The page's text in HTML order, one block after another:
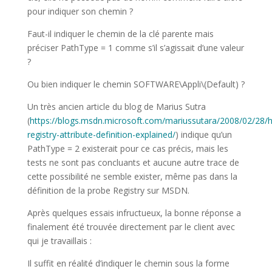
pour indiquer son chemin ?
Faut-il indiquer le chemin de la clé parente mais
préciser PathType = 1 comme s’il s’agissait d’une valeur
?
Ou bien indiquer le chemin SOFTWARE\Appli\(Default) ?
Un très ancien article du blog de Marius Sutra
(https://blogs.msdn.microsoft.com/mariussutara/2008/02/28/
registry-attribute-definition-explained/) indique qu’un
PathType = 2 existerait pour ce cas précis, mais les
tests ne sont pas concluants et aucune autre trace de
cette possibilité ne semble exister, même pas dans la
définition de la probe Registry sur MSDN.
Après quelques essais infructueux, la bonne réponse a
finalement été trouvée directement par le client avec
qui je travaillais :
Il suffit en réalité d’indiquer le chemin sous la forme